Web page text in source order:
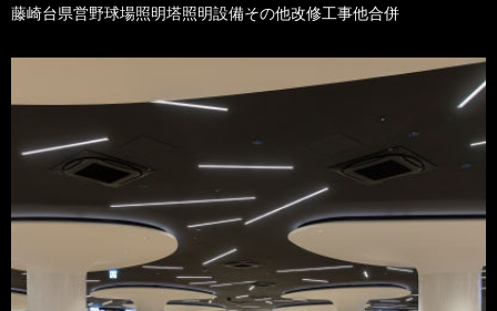
藤崎台県営野球場照明塔照明設備その他改修工事他合併